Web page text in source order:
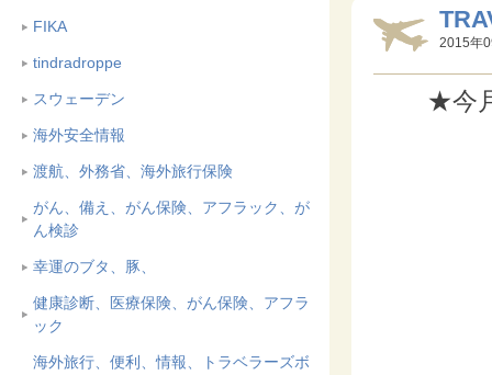
FIKA
tindradroppe
スウェーデン
海外安全情報
渡航、外務省、海外旅行保険
がん、備え、がん保険、アフラック、が
ん検診
幸運のブタ、豚、
健康診断、医療保険、がん保険、アフラ
ック
海外旅行、便利、情報、トラベラーズボ
2015年
★今